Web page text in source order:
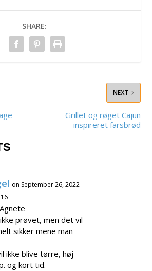
SHARE:
NEXT
Grillet og røget Cajun
inspireret farsbrød
on September 26, 2022
prøvet, men det vil
sikker mene man
ikke blive tørre, høj
og kort tid.